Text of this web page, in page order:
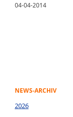
04-04-2014
NEWS-ARCHIV
2026